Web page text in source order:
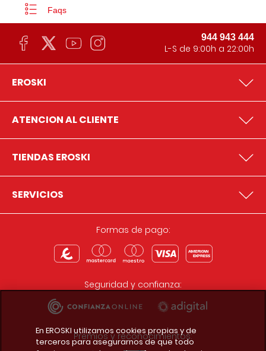
Faqs
944 943 444
L-S de 9:00h a 22:00h
EROSKI
ATENCION AL CLIENTE
TIENDAS EROSKI
SERVICIOS
Formas de pago:
Seguridad y confianza:
Premios y reconocimientos:
En EROSKI utilizamos cookies propias y de
terceros para asegurarnos de que todo